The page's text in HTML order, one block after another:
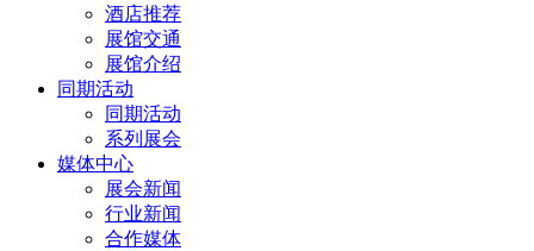
酒店推荐
展馆交通
展馆介绍
同期活动
同期活动
系列展会
媒体中心
展会新闻
行业新闻
合作媒体